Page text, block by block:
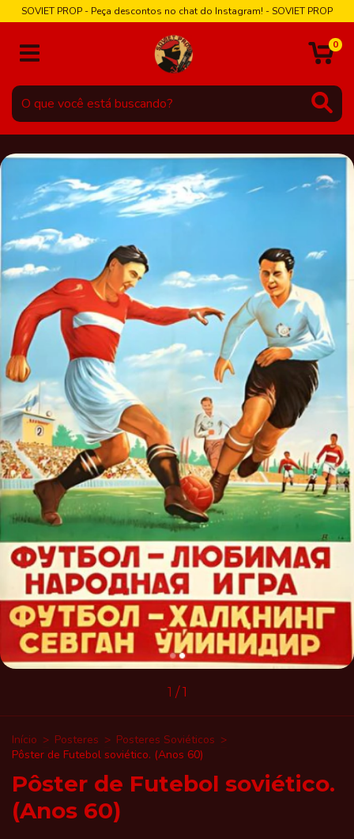
SOVIET PROP - Peça descontos no chat do Instagram! - SOVIET PROP
0
1 / 1
Início > Posteres > Posteres Soviéticos >
Pôster de Futebol soviético. (Anos 60)
Pôster de Futebol soviético.
(Anos 60)